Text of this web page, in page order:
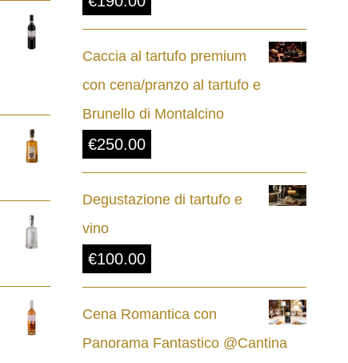
Caccia al tartufo premium
con cena/pranzo al tartufo e
Brunello di Montalcino
€250.00
Degustazione di tartufo e
vino
€100.00
Cena Romantica con
Panorama Fantastico @Cantina